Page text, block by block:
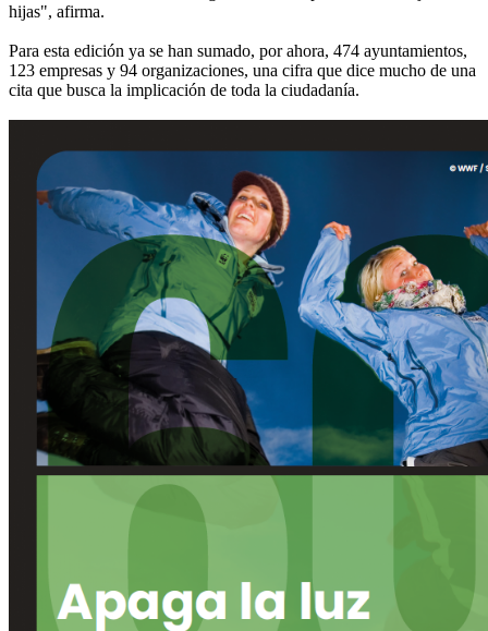
hijas", afirma.
Para esta edición ya se han sumado, por ahora, 474 ayuntamientos,
123 empresas y 94 organizaciones, una cifra que dice mucho de una
cita que busca la implicación de toda la ciudadanía.